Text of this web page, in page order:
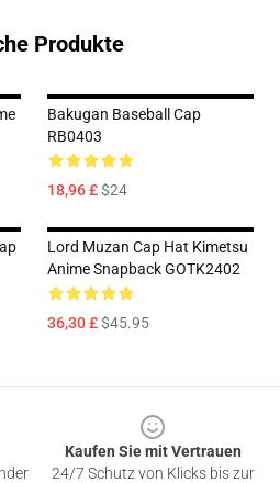
Produkte
Bakugan Baseball Cap
RB0403
18,96 £$24
Lord Muzan Cap Hat Kimetsu
Anime Snapback GOTK2402
36,30 £$45.95
Kaufen Sie mit Vertrauen
24/7 Schutz von Klicks bis zur